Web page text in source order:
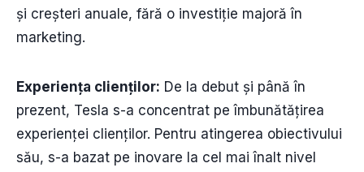
și creșteri anuale, fără o investiție majoră în
marketing.
Experiența clienților: De la debut și până în
prezent, Tesla s-a concentrat pe îmbunătățirea
experienței clienților. Pentru atingerea obiectivului
său, s-a bazat pe inovare la cel mai înalt nivel